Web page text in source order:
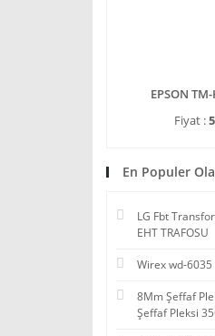
EPSON
Fiyat :
En Populer
LG Fbt
EHT TRAFOSU
Wirex wd-
8Mm Şeffaf
Şeffaf Pleksi